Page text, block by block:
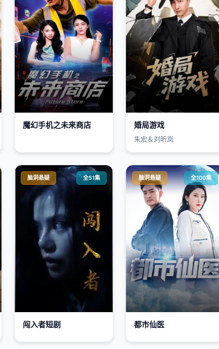
魔幻手机之未来商店 婚局游戏
朱宏＆刘昕岚
脑洞悬疑 全51集
闯入者短剧
脑洞悬疑 全100集
都市仙医